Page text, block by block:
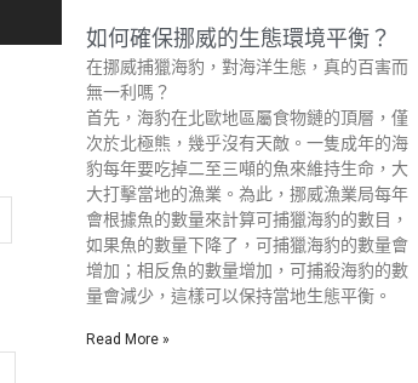
如何確保挪威的生態環境平衡？
在挪威捕獵海豹，對海洋生態，真的百害而
無一利嗎？
首先，海豹在北歐地區屬食物鏈的頂層，僅
次於北極熊，幾乎沒有天敵。一隻成年的海
豹每年要吃掉二至三噸的魚來維持生命，大
大打擊當地的漁業。為此，挪威漁業局每年
會根據魚的數量來計算可捕獵海豹的數目，
如果魚的數量下降了，可捕獵海豹的數量會
增加；相反魚的數量增加，可捕殺海豹的數
量會減少，這樣可以保持當地生態平衡。
Read More »